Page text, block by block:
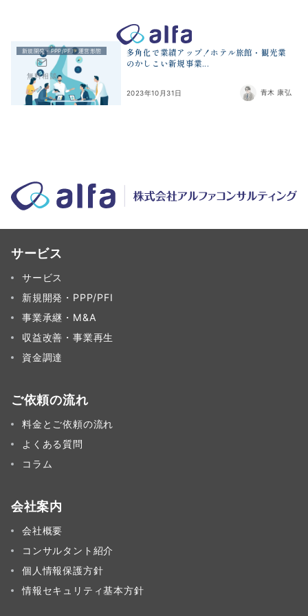
無料相談
株式会社アルファコンサルティング｜ホテル・旅館・観光業の事
新規開発・PPP/PFI・運営形態
多角化で業績アップ！ホテル旅館・観光業
のかしこい新規事業...
2023年10月31日 青木 康弘
サービス
サービス
新規開発・PPP/PFI
事業承継・M&A
収益改善・事業再生
資金調達
ご依頼の流れ
料金とご依頼の流れ
よくある質問
コラム
会社案内
会社概要
コンサルタント紹介
個人情報保護方針
情報セキュリティ基本方針